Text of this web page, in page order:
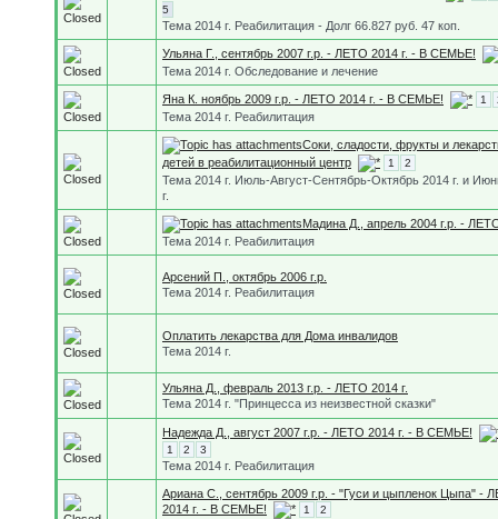
5
Тема 2014 г. Реабилитация - Долг 66.827 руб. 47 коп.
Ульяна Г., сентябрь 2007 г.р. - ЛЕТО 2014 г. - В СЕМЬЕ!
Тема 2014 г. Обследование и лечение
Яна К. ноябрь 2009 г.р. - ЛЕТО 2014 г. - В СЕМЬЕ! 1
Тема 2014 г. Реабилитация
Соки, сладости, фрукты и
детей в реабилитационный центр
1 2
Тема 2014 г. Июль-Август-Сентябрь-Октябрь 2014 г. и
г.
Мадина Д., апрель 2004 г.р. -
Тема 2014 г. Реабилитация
Арсений П., октябрь 2006 г.р.
Тема 2014 г. Реабилитация
Оплатить лекарства для Дома инвалидов
Тема 2014 г.
Ульяна Д., февраль 2013 г.р. - ЛЕТО 2014 г.
Тема 2014 г. "Принцесса из неизвестной сказки"
Надежда Д., август 2007 г.р. - ЛЕТО 2014 г. - В СЕМЬЕ!
1 2 3
Тема 2014 г. Реабилитация
Ариана С., сентябрь 2009 г.р. - "Гуси и цыпленок Цыпа" -
2014 г. - В СЕМЬЕ!
1 2